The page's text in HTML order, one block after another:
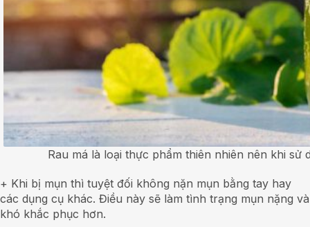
Rau má là loại thực phẩm thiên nhiên nên khi sử
+ Khi bị mụn thì tuyệt đối không nặn mụn bằng tay hay
các dụng cụ khác. Điều này sẽ làm tình trạng mụn nặng và
khó khắc phục hơn.